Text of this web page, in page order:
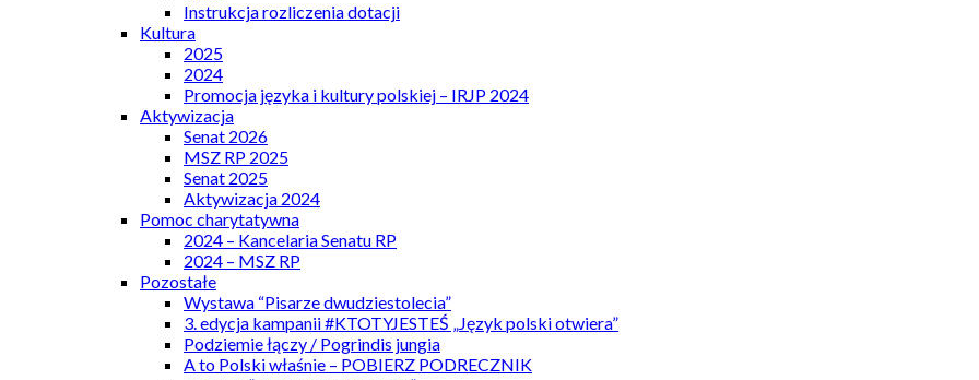
Instrukcja rozliczenia dotacji
Kultura
2025
2024
Promocja języka i kultury polskiej – IRJP 2024
Aktywizacja
Senat 2026
MSZ RP 2025
Senat 2025
Aktywizacja 2024
Pomoc charytatywna
2024 – Kancelaria Senatu RP
2024 – MSZ RP
Pozostałe
Wystawa “Pisarze dwudziestolecia”
3. edycja kampanii #KTOTYJESTEŚ „Język polski otwiera”
Podziemie łączy / Pogrindis jungia
A to Polski właśnie – POBIERZ PODRECZNIK